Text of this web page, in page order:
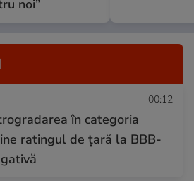
noi”
00:12
în categoria
ratingul de țară la BBB-